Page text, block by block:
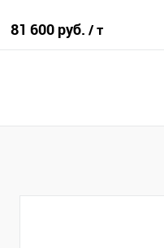
81 600 руб. / т